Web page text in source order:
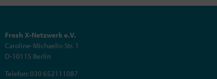
Fresh X-Netzwerk e.V.
Caroline-Michaelis-Str. 1
D-10115 Berlin
Telefon: 030 652111087